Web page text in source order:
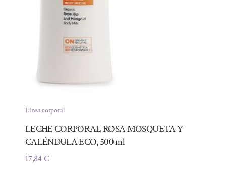
Línea corporal
LECHE CORPORAL ROSA MOSQUETA Y
CALÉNDULA ECO, 500 ml
17,84€